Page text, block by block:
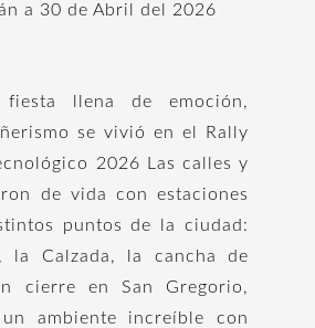
a 30 de Abril del 2026
fiesta llena de emoción,
se vivió en el Rally
2026 Las calles y
de vida con estaciones
puntos de la ciudad:
la Calzada, la cancha de
cierre en San Gregorio,
ambiente increíble con